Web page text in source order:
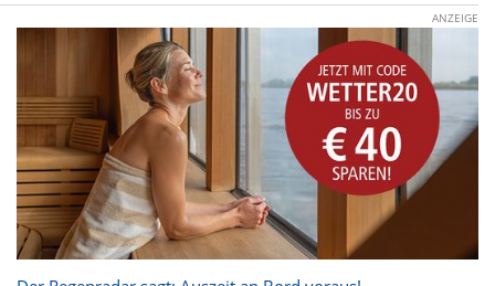
ANZEIGE